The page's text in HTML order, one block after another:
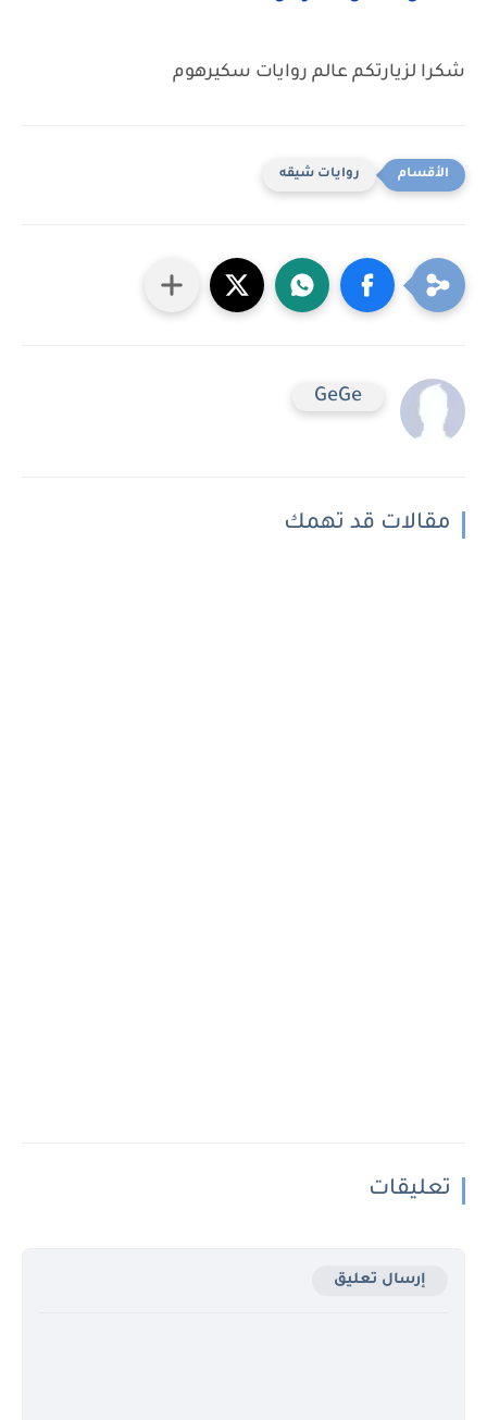
شكرا لزيارتكم عالم روايات سكيرهوم
روايات شيقه
GeGe
مقالات قد تهمك
تعليقات
إرسال تعليق